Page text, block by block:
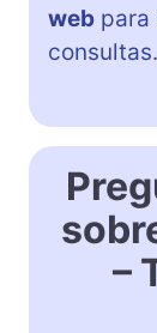
web para
consultas.
–